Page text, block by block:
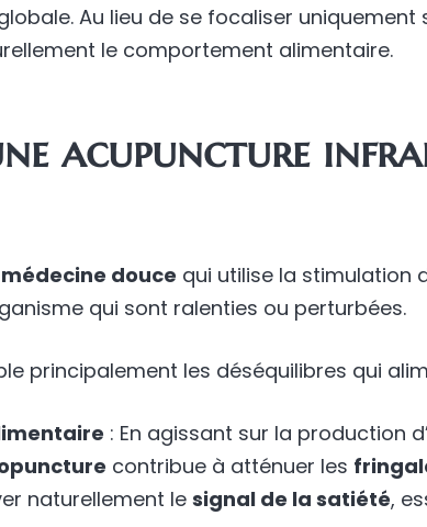
Au lieu de se focaliser uniquement
le comportement alimentaire.
acupuncture
médecine douce qui utilise la stimulation
qui sont ralenties ou perturbées.
principalement les déséquilibres qui
: En agissant sur la production
contribue à atténuer les
naturellement le signal de la satiété,